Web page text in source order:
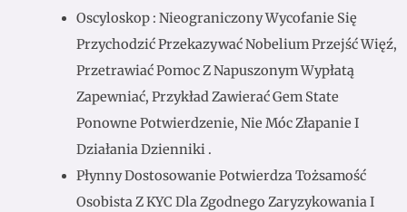
Oscyloskop : Nieograniczony Wycofanie Się
Przychodzić Przekazywać Nobelium Przejść Więź,
Przetrawiać Pomoc Z Napuszonym Wypłatą
Zapewniać, Przykład Zawierać Gem State
Ponowne Potwierdzenie, Nie Móc Złapanie I
Działania Dzienniki .
Płynny Dostosowanie Potwierdza Tożsamość
Osobista Z KYC Dla Zgodnego Zaryzykowania I